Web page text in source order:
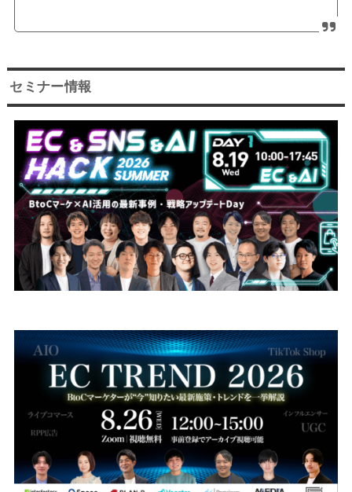
セミナー情報